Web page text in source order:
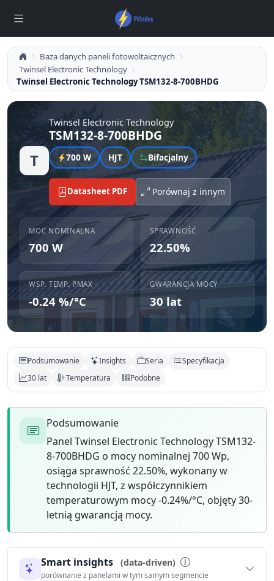
Baza danych paneli fotowoltaicznych
Twinsel Electronic Technology
Twinsel Electronic Technology TSM132-8-700BHDG
T
Twinsel Electronic Technology
TSM132-8-700BHDG
700 W HJT Bifacjalny
Datasheet PDF Porównaj z innym
MOC NOMINALNA
700 W
SPRAWNOŚĆ
22.50%
WSP. TEMP. PMAX
-0.24 %/°C
GWARANCJA MOCY
30 lat
Podsumowanie Insights Seria
Specyfikacja
30 lat
Temperatura Podobne
Podsumowanie
Panel Twinsel Electronic Technology TSM132-
8-700BHDG o mocy nominalnej 700 Wp,
osiąga sprawność 22.50%, wykonany w
technologii HJT, z współczynnikiem
temperaturowym mocy -0.24%/°C, objęty 30-
letnią gwarancją mocy.
Smart insights (data-driven)
porównanie z panelami w tym samym segmencie